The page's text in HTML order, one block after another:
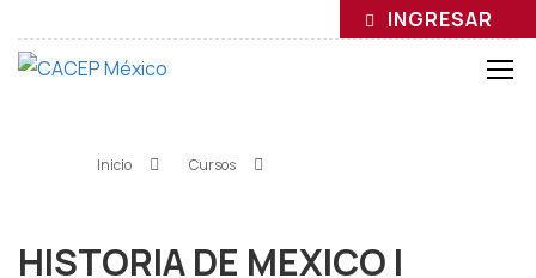
INGRESAR
HISTORIA DE MEXICO l
Inicio Cursos
HISTORIA DE MEXICO l